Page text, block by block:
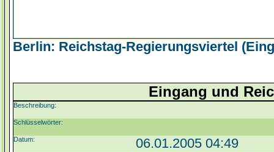
Berlin: Reichstag-Regierungsviertel
Eingang und
Beschreibung:
Schlüsselwörter:
Datum: 06.01.2005 04:49